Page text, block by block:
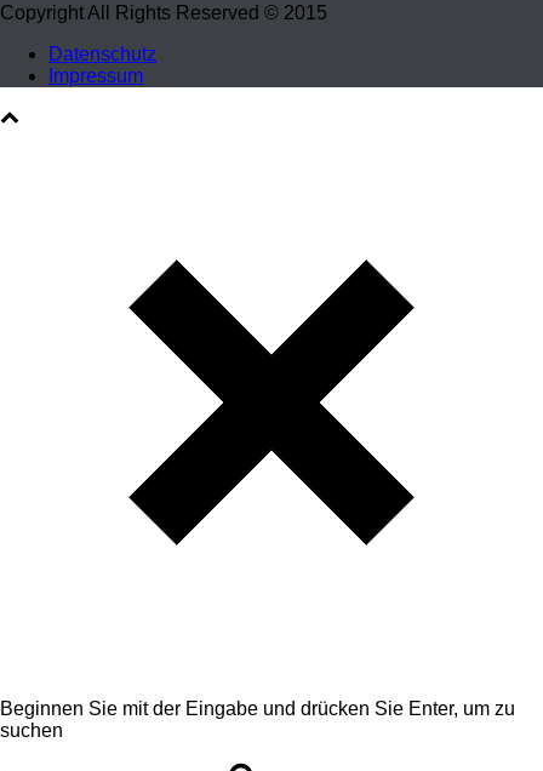
Copyright All Rights Reserved © 2015
Datenschutz
Impressum
Beginnen Sie mit der Eingabe und drücken Sie Enter, um zu
suchen